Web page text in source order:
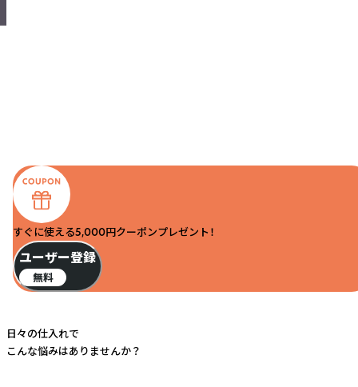
すぐに使える5,000円クーポンプレゼント！
ユーザー登録
無料
日々の仕入れで
こんな悩みはありませんか？